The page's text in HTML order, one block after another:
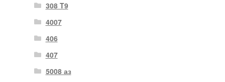
308 T9
4007
406
407
5008 аз